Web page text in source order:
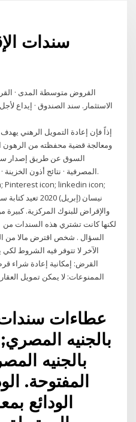
سندات
القروض متوسطة المدى ·
الاستثمار. سند الصندوق · إيداع
إذاً فإن إعادة التمويل الرهني
ومعالجة قضية محفظته من الرهون
السوق عن طريق إصدار
المصرفية · نتائج أذون الخزينة
Pinterest icon; linkedin icon;
والإقراض للبنوك المركزية.
لكنها كانت تشتري هذه السندات من
السؤال . شخص اقترض مالا من
الآخر لا تتوفر فيه الشروط
القرض: إمكانية إعادة شراء
الممنوعات: لا يمكن تمويل
عطاءات
بالجنيه
بالجنيه
المفتوحة.
الودائع